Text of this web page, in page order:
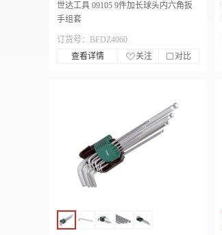
世达工具 09105 9件加长球头内六角扳
手组套
订货号：BFDZ4060
查看详情
关注 对比